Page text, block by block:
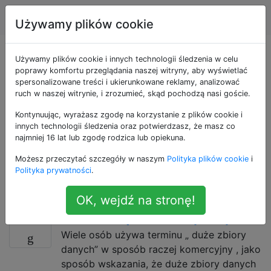
Nauka danych
Pytania otagowane
jako efficiency
Wydajność w przetwarzaniu algorytmicznym jest
zwykle związana z wykorzystaniem zasobów. Metryki
uwzględniają czas wykonania, wymagania dotyczące
pamięci / dysku lub pamięci masowej, wykorzystanie
sieci i zużycie energii.
Jak duże są duże zbiory danych?
Wiele osób używa terminu „ duże zbiory
danych” w sposób raczej komercyjny , jako
sposób wskazania, że ​​duże zbiory danych
Używamy plików cookie
Używamy plików cookie i innych technologii śledzenia w celu
poprawy komfortu przeglądania naszej witryny, aby wyświetlać
spersonalizowane treści i ukierunkowane reklamy, analizować
ruch w naszej witrynie, i zrozumieć, skąd pochodzą nasi goście.
Kontynuując, wyrażasz zgodę na korzystanie z plików cookie i
innych technologii śledzenia oraz potwierdzasz, że masz co
najmniej 16 lat lub zgodę rodzica lub opiekuna.
Możesz przeczytać szczegóły w naszym Polityka plików cookie i
Polityka prywatności.
OK, wejdź na stronę!